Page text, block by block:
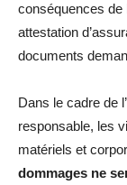
conséquences de
attestation
documents
Dans le cadre de
responsable, les
matériels et
dommages ne